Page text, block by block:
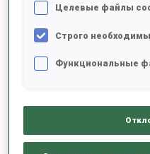
СТРЕЛЬБА СТОЯ
РЕЗУЛЬТАТЫ -
Целевые файлы
Строго
Функциональные